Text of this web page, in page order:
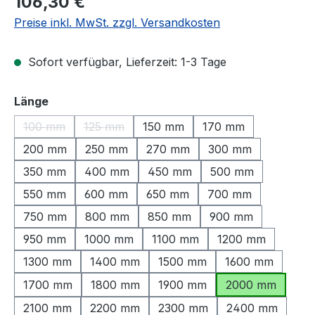
Preise inkl. MwSt. zzgl. Versandkosten
Sofort verfügbar, Lieferzeit: 1-3 Tage
Längeauswählen
100 mm
(Diese Option ist zurzeit nicht verfügbar.)
125 mm
(Diese Option ist zurzeit nicht verfügbar.)
150 mm
170 mm
200 mm
250 mm 270 mm
300 mm
350 mm
400 mm 450 mm
500 mm
550 mm
600 mm 650 mm
700 mm
750 mm
800 mm 850 mm
900 mm
950 mm
1000 mm 1100 mm
1200 mm
1300 mm
1400 mm 1500 mm
1600 mm
1700 mm
1800 mm 1900 mm
2000 mm
2100 mm
2200 mm 2300 mm
2400 mm